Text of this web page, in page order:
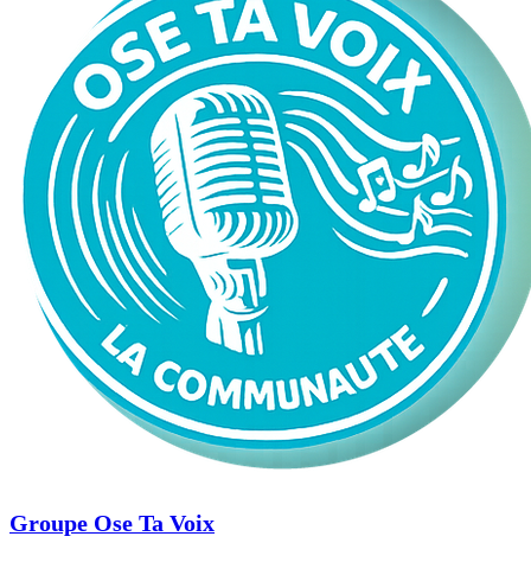
Groupe Ose Ta Voix